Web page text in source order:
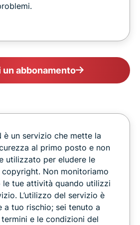
un abbonamento
è un servizio che mette la
al primo posto e non
utilizzato per eludere le
Non monitoriamo
le tue attività quando utilizzi
L’utilizzo del servizio è
a tuo rischio; sei tenuto a
e le condizioni del